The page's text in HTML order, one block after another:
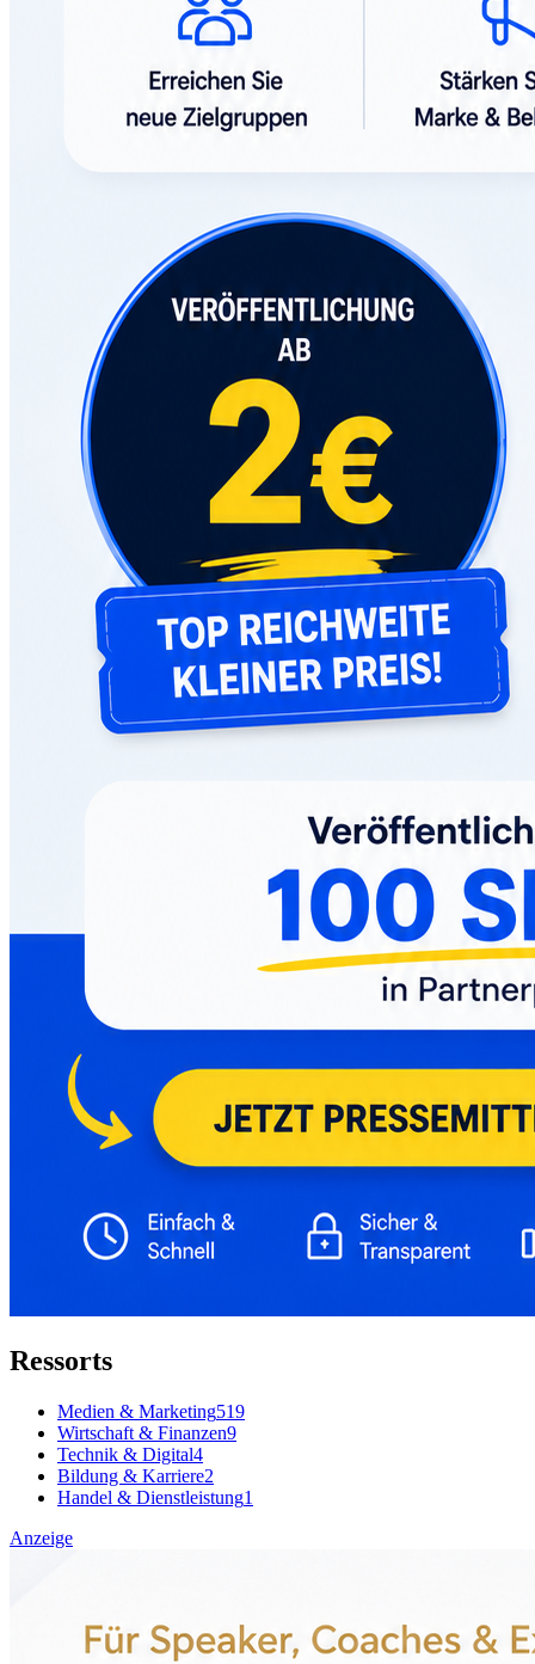
Ressorts
Medien & Marketing519
Wirtschaft & Finanzen9
Technik & Digital4
Bildung & Karriere2
Handel & Dienstleistung1
Anzeige